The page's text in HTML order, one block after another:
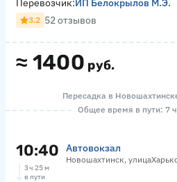
≈ 1400 руб.
Перевозчик:ИП Белокрылов М.Э.
3.2 52 отзывов
Пересадка в
Общее время в пути: 7
10:40 Автовокзал
Новошахтинск,
3 ч 25 м
в пути